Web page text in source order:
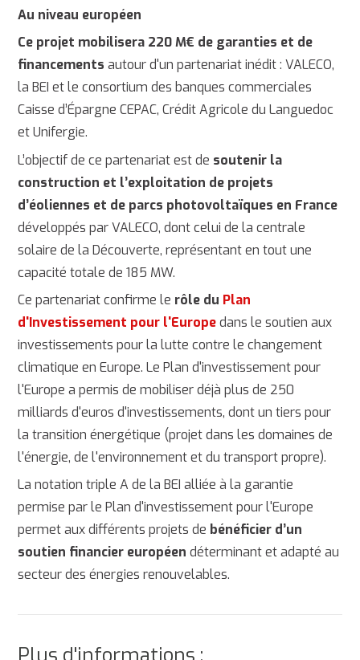
Au niveau européen
Ce projet mobilisera 220 M€ de garanties et de
financementsautour d'un partenariat inédit : VALECO,
la BEI et le consortium des banques commerciales
Caisse d’Épargne CEPAC, Crédit Agricole du Languedoc
et Unifergie.
L’objectif de ce partenariat est de soutenir la
construction et l’exploitation de projets
d’éoliennes et de parcs photovoltaïques en France
développés par VALECO, dont celui de la centrale
solaire de la Découverte, représentant en tout une
capacité totale de 185 MW.
Ce partenariat confirme le rôle du Plan
d'Investissement pour l'Europedans le soutien aux
investissements pour la lutte contre le changement
climatique en Europe. Le Plan d'investissement pour
l'Europe a permis de mobiliser déjà plus de 250
milliards d'euros d'investissements, dont un tiers pour
la transition énergétique (projet dans les domaines de
l'énergie, de l'environnement et du transport propre).
La notation triple A de la BEI alliée à la garantie
permise par le Plan d'investissement pour l'Europe
permet aux différents projets de bénéficier d’un
soutien financier européen déterminant et adapté au
secteur des énergies renouvelables.